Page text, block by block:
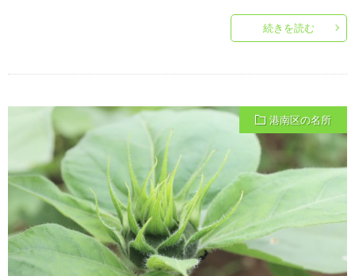
続きを読む
港南区の名所